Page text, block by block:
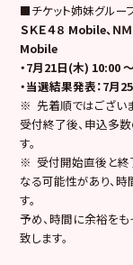
■チケット姉妹グルー
ＳＫＥ４８ Mobile、Ｎ
Mobile
・7月21日(木) 10:00
・当選結果発表：7月
※ 先着順ではござい
受付終了後、申込多
す。
※ 受付開始直後と終
なる可能性があり、
す。
予め、時間に余裕を
致します。